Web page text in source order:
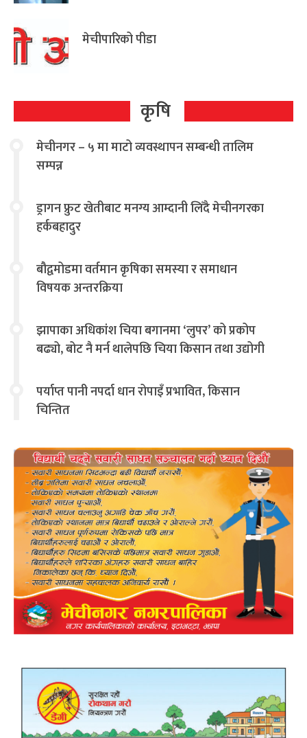
मेचीपारिको पीडा
कृषि
मेचीनगर – ५ मा माटो व्यवस्थापन सम्बन्धी तालिम
सम्पन्न
ड्रागन फ्रुट खेतीबाट मनग्य आम्दानी लिँदै मेचीनगरका
हर्कबहादुर
बौद्वमोडमा वर्तमान कृषिका समस्या र समाधान
विषयक अन्तरक्रिया
झापाका अधिकांश चिया बगानमा ‘लुपर’ को प्रकोप
बढ्यो, बोट नै मर्न थालेपछि चिया किसान तथा उद्योगी
पर्याप्त पानी नपर्दा धान रोपाइँ प्रभावित, किसान
चिन्तित